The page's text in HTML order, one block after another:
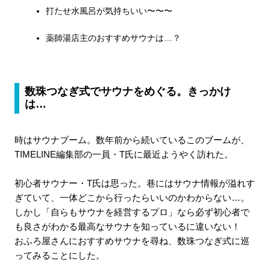
打たせ水風呂が気持ちいい〜〜〜
薬師湯店主のおすすめサウナは…？
数珠つなぎ式でサウナをめぐる。きっかけ
は…
時はサウナブーム。数年前から続いているこのブームが、
TIMELINE編集部の一員・T氏に最近ようやく訪れた。
初心者サウナー・T氏は思った。巷にはサウナ情報が溢れす
ぎていて、一体どこから行ったらいいのかわからない…。
しかし「自らもサウナを経営するプロ」なら必ず初心者で
も良さがわかる最高なサウナを知っているに違いない！
おふろ屋さんにおすすめサウナを尋ね、数珠つなぎ式に巡
ってみることにした。